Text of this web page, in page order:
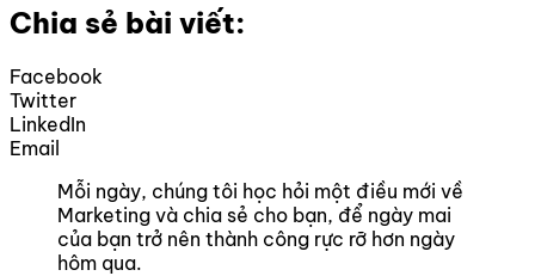
Chia sẻ bài viết:
Facebook
Twitter
LinkedIn
Email
Mỗi ngày, chúng tôi học hỏi một điều mới về
Marketing và chia sẻ cho bạn, để ngày mai
của bạn trở nên thành công rực rỡ hơn ngày
hôm qua.